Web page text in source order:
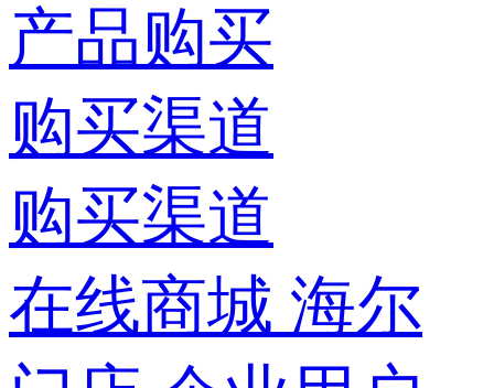
产品购买
购买渠道
购买渠道
在线商城 海尔